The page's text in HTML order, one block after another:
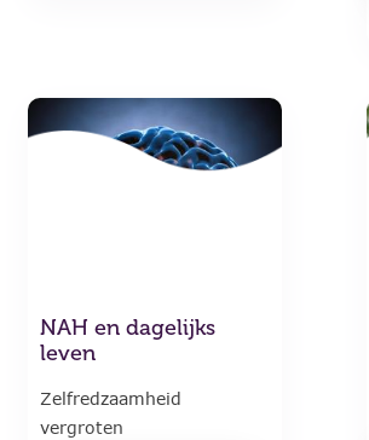
NAH en dagelijks
leven
Zelfredzaamheid
vergroten